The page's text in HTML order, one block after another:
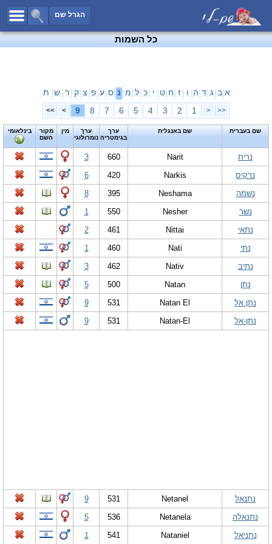
הגרל שם
כל השמות
שמות לבנים
שמות משותפים
שמות נפוצים
שמות נדירים
קטגוריות
מפורסמיםחדש!
נומרולוגיה
הוסף שם
צור קשר
פייסבוק
כל השמות
א ב ג ד ה ו ז ח ט י כ ל מ נ ס ע פ צ ק ר ש ת
<<
<
1
2
3
4
5
6
7
8
9
>
>>
שם בעברית שם באנגלית
ערך
בגימטריה
ערך
נומרולוגי
מין
מקור
השם
בינלאומי
נרית Narit
660
3
נרקיס
Narkis
420
6
נשמה
Neshama
395
8
נשר
Nesher
550
1
נתאי
Nittai
461
2
נתי
Nati
460
1
נתיב
Nativ
462
3
נתן
Natan
500
5
נתן אל
Natan El
531
9
נתן-אל
Natan-El
531
9
נתנאל Netanel
531
9
נתנאלה
Netanela
536
5
נתניאל
Nataniel
541
1